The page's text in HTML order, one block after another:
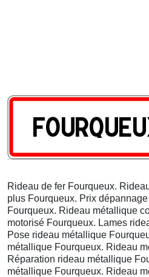
Rideau de fer Fourqueux.
plus Fourqueux. Prix
Fourqueux. Rideau métallique
motorisé Fourqueux. Lames
Pose rideau métallique
métallique Fourqueux. Rideau
Réparation rideau métallique
métallique Fourqueux. Rideau